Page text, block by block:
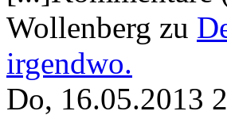
Wollenberg zu
irgendwo.
Do, 16.05.2013